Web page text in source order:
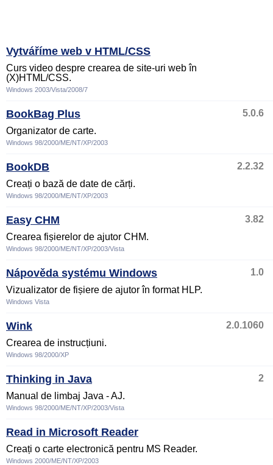
Vytváříme web v HTML/CSS
Curs video despre crearea de site-uri web în
(X)HTML/CSS.
Windows 2003/Vista/2008/7
BookBag Plus
5.0.6
Organizator de carte.
Windows 98/2000/ME/NT/XP/2003
BookDB
2.2.32
Creați o bază de date de cărți.
Windows 98/2000/ME/NT/XP/2003
Easy CHM
3.82
Crearea fișierelor de ajutor CHM.
Windows 98/2000/ME/NT/XP/2003/Vista
Nápověda systému Windows
1.0
Vizualizator de fișiere de ajutor în format HLP.
Windows Vista
Wink
2.0.1060
Crearea de instrucțiuni.
Windows 98/2000/XP
Thinking in Java
2
Manual de limbaj Java - AJ.
Windows 98/2000/ME/NT/XP/2003/Vista
Read in Microsoft Reader
Creați o carte electronică pentru MS Reader.
Windows 2000/ME/NT/XP/2003